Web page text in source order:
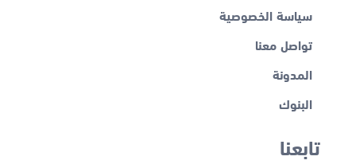
سياسة الخصوصية
تواصل معنا
المدونة
البنوك
تابعنا